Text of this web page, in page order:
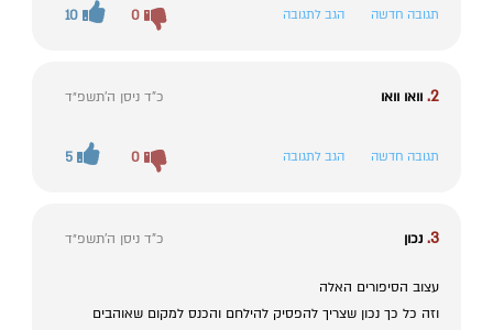
תגובה חדשה הגב לתגובה 10 0
2. וואו וואו כ"ד ניסן ה׳תשפ״ד
תגובה חדשה הגב לתגובה 5 0
3. נכון כ"ד ניסן ה׳תשפ״ד
עצוב הסיפורים האלה
וזה כל כך נכון שצריך להפסיק להילחם והכנס למקום שאוהבים